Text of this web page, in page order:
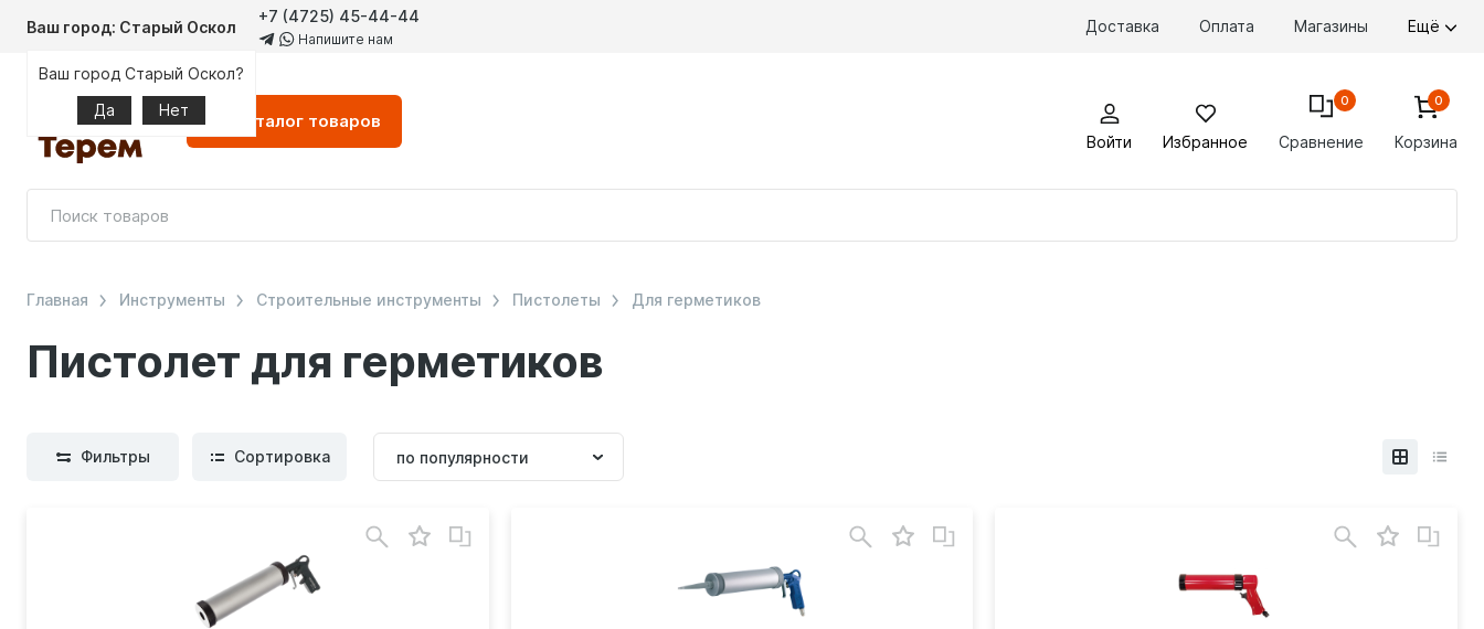
Ваш город: Старый Оскол
Ваш город Старый Оскол?
Да
Нет
+7 (4725) 45-44-44
Напишите нам
Доставка Оплата Магазины Ещё
Каталог товаров
Войти Избранное Сравнение
0
Корзина
0
Пистолет для герметиков
Главная Инструменты Строительные инструменты Пистолеты Для герметиков
Фильтры Сортировка